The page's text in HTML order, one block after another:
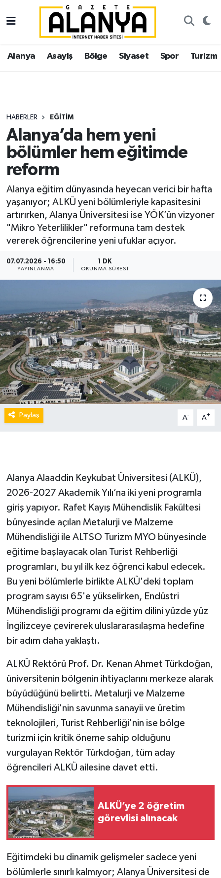
Alanya Asayiş Bölge Siyaset Spor Turizm
HABERLER EĞITIM
Alanya’da hem yeni
bölümler hem eğitimde
reform
Alanya eğitim dünyasında heyecan verici bir hafta
yaşanıyor; ALKÜ yeni bölümleriyle kapasitesini
artırırken, Alanya Üniversitesi ise YÖK’ün vizyoner
"Mikro Yeterlilikler" reformuna tam destek
vererek öğrencilerine yeni ufuklar açıyor.
07.07.2026 - 16:50
YAYINLANMA
1 DK
OKUNMA SÜRESI
Paylaş A- A+
Alanya Alaaddin Keykubat Üniversitesi (ALKÜ),
2026-2027 Akademik Yılı’na iki yeni programla
giriş yapıyor. Rafet Kayış Mühendislik Fakültesi
bünyesinde açılan Metalurji ve Malzeme
Mühendisliği ile ALTSO Turizm MYO bünyesinde
eğitime başlayacak olan Turist Rehberliği
programları, bu yıl ilk kez öğrenci kabul edecek.
Bu yeni bölümlerle birlikte ALKÜ'deki toplam
program sayısı 65'e yükselirken, Endüstri
Mühendisliği programı da eğitim dilini yüzde yüz
İngilizceye çevirerek uluslararasılaşma hedefine
bir adım daha yaklaştı.
ALKÜ Rektörü Prof. Dr. Kenan Ahmet Türkdoğan,
üniversitenin bölgenin ihtiyaçlarını merkeze alarak
büyüdüğünü belirtti. Metalurji ve Malzeme
Mühendisliği'nin savunma sanayii ve üretim
teknolojileri, Turist Rehberliği'nin ise bölge
turizmi için kritik öneme sahip olduğunu
vurgulayan Rektör Türkdoğan, tüm aday
öğrencileri ALKÜ ailesine davet etti.
ALKÜ’ye 2 öğretim
görevlisi alınacak
Eğitimdeki bu dinamik gelişmeler sadece yeni
bölümlerle sınırlı kalmıyor; Alanya Üniversitesi de
Alanya
Asayiş
Siyaset
Spor
Turizm
Ekonomi
Gazipaşa
İstanbul Nöbetçi Eczaneler
İstanbul Hava Durumu
Süper Lig Puan Durumu ve Fikstür
Tüm Manşetler
Son Dakika Haberleri
Haber Arşivi